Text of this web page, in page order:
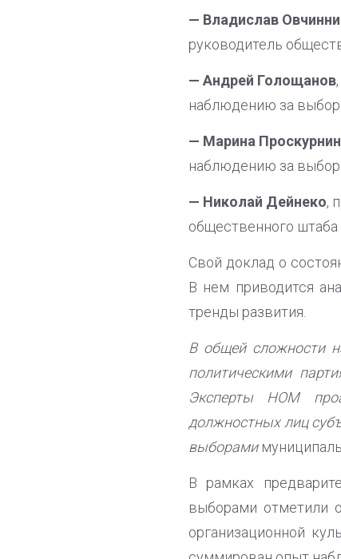
— Владислав
руководитель
— Андрей Голощанов
наблюдению за
— Марина
наблюдению за
— Николай Дейнеко,
общественного
Свой доклад о
В нем приводится
тренды развития.
В общей сложности
политическими
Эксперты НОМ
должностных лиц
выборами
В рамках
выборами отметили
организационной